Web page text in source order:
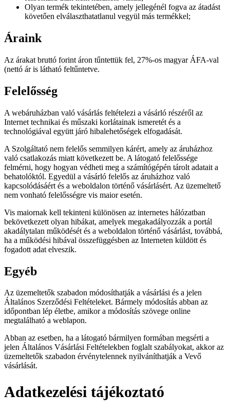
Olyan termék tekintetében, amely jellegénél fogva az átadást
követően elválaszthatatlanul vegyül más termékkel;
Áraink
Az árakat bruttó forint áron tűntettük fel, 27%-os magyar ÁFA-val
(nettó ár is látható feltűntetve.
Felelősség
A webáruházban való vásárlás feltételezi a vásárló részéről az
Internet technikai és műszaki korlátainak ismeretét és a
technológiával együtt járó hibalehetőségek elfogadását.
A Szolgáltató nem felelős semmilyen kárért, amely az áruházhoz
való csatlakozás miatt következett be. A látogató felelőssége
felmérni, hogy hogyan védheti meg a számítógépén tárolt adatait a
behatolóktól. Egyedül a vásárló felelős az áruházhoz való
kapcsolódásáért és a weboldalon történő vásárlásért. Az üzemeltető
nem vonható felelősségre vis maior esetén.
Vis maiornak kell tekinteni különösen az internetes hálózatban
bekövetkezett olyan hibákat, amelyek megakadályozzák a portál
akadálytalan működését és a weboldalon történő vásárlást, továbbá,
ha a működési hibával összefüggésben az Interneten küldött és
fogadott adat elveszik.
Egyéb
Az üzemeltetők szabadon módosíthatják a vásárlási és a jelen
Általános Szerződési Feltételeket. Bármely módosítás abban az
időpontban lép életbe, amikor a módosítás szövege online
megtalálható a weblapon.
Abban az esetben, ha a látogató bármilyen formában megsérti a
jelen Általános Vásárlási Feltételekben foglalt szabályokat, akkor az
üzemeltetők szabadon érvénytelennek nyilváníthatják a Vevő
vásárlását.
Adatkezelési tájékoztató